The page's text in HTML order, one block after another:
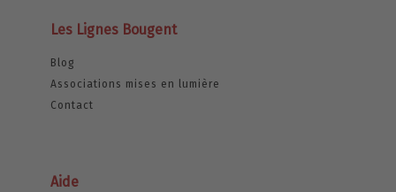
Les Lignes Bougent
Blog
Associations mises en lumière
Contact
Aide